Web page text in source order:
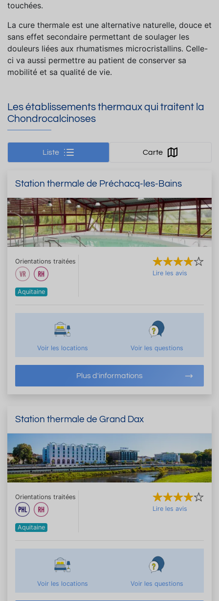
touchées.
La cure thermale est une alternative naturelle, douce et
sans effet secondaire permettant de soulager les
douleurs liées aux rhumatismes microcristallins. Celle-
ci va aussi permettre au patient de conserver sa
mobilité et sa qualité de vie.
Les établissements thermaux qui traitent la
Chondrocalcinoses
Liste Carte
Station thermale de Préchacq-les-Bains
Orientations traitées
Aquitaine
Lire les avis
Voir les locations Voir les questions
Plus d'informations
Station thermale de Grand Dax
Orientations traitées
Aquitaine
Lire les avis
Voir les locations Voir les questions